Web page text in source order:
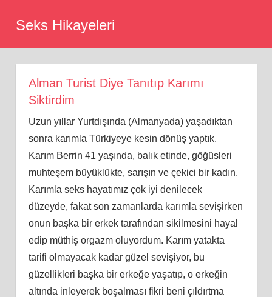
Seks Hikayeleri
Alman Turist Diye Tanıtıp Karımı
Siktirdim
Uzun yıllar Yurtdışında (Almanyada) yaşadıktan
sonra karımla Türkiyeye kesin dönüş yaptık.
Karım Berrin 41 yaşında, balık etinde, göğüsleri
muhteşem büyüklükte, sarışın ve çekici bir kadın.
Karımla seks hayatımız çok iyi denilecek
düzeyde, fakat son zamanlarda karımla sevişirken
onun başka bir erkek tarafından sikilmesini hayal
edip müthiş orgazm oluyordum. Karım yatakta
tarifi olmayacak kadar güzel sevişiyor, bu
güzellikleri başka bir erkeğe yaşatıp, o erkeğin
altında inleyerek boşalması fikri beni çıldırtma